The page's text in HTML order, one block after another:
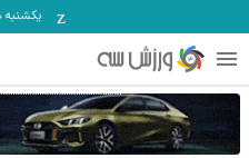
یکشنبه ۱۸ مرداد